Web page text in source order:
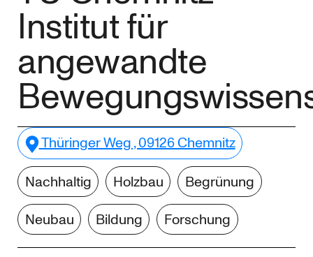
Institut für
angewandte
Thüringer Weg , 09126 Chemnitz
Nachhaltig
Holzbau
Begrünung
Neubau
Bildung Forschung